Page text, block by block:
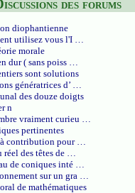
des forums
diophantienne
utilisez vous l'I …
morale
dur ( sans poiss …
sont solutions
génératrices d’ …
des douze doigts
n
vraiment curieu …
pertinentes
contribution pour …
réel des têtes de …
de coniques inté …
sur un gra …
de mathématiques